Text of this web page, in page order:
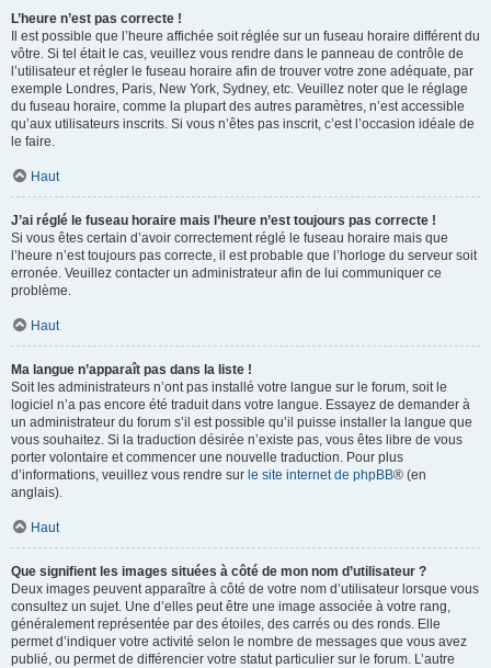
L’heure n’est pas correcte !
Il est possible que l’heure affichée soit réglée sur un fuseau horaire différent du
vôtre. Si tel était le cas, veuillez vous rendre dans le panneau de contrôle de
l’utilisateur et régler le fuseau horaire afin de trouver votre zone adéquate, par
exemple Londres, Paris, New York, Sydney, etc. Veuillez noter que le réglage
du fuseau horaire, comme la plupart des autres paramètres, n’est accessible
qu’aux utilisateurs inscrits. Si vous n’êtes pas inscrit, c’est l’occasion idéale de
le faire.
Haut
J’ai réglé le fuseau horaire mais l’heure n’est toujours pas correcte !
Si vous êtes certain d’avoir correctement réglé le fuseau horaire mais que
l’heure n’est toujours pas correcte, il est probable que l’horloge du serveur soit
erronée. Veuillez contacter un administrateur afin de lui communiquer ce
problème.
Haut
Ma langue n’apparaît pas dans la liste !
Soit les administrateurs n’ont pas installé votre langue sur le forum, soit le
logiciel n’a pas encore été traduit dans votre langue. Essayez de demander à
un administrateur du forum s’il est possible qu’il puisse installer la langue que
vous souhaitez. Si la traduction désirée n’existe pas, vous êtes libre de vous
porter volontaire et commencer une nouvelle traduction. Pour plus
d’informations, veuillez vous rendre sur le site internet de phpBB® (en
anglais).
Haut
Que signifient les images situées à côté de mon nom d’utilisateur ?
Deux images peuvent apparaître à côté de votre nom d’utilisateur lorsque vous
consultez un sujet. Une d’elles peut être une image associée à votre rang,
généralement représentée par des étoiles, des carrés ou des ronds. Elle
permet d’indiquer votre activité selon le nombre de messages que vous avez
publié, ou permet de différencier votre statut particulier sur le forum. L’autre